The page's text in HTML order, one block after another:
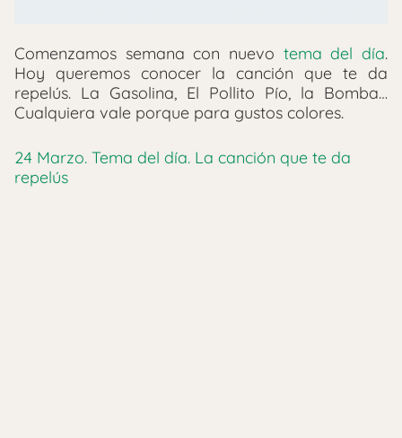
Comenzamos semana con nuevo tema del día.
Hoy queremos conocer la canción que te da
repelús. La Gasolina, El Pollito Pío, la Bomba…
Cualquiera vale porque para gustos colores.
24 Marzo. Tema del día. La canción que te da
repelús